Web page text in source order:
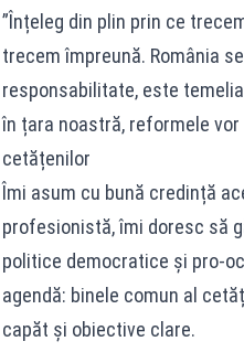
”Înțeleg din plin prin ce
trecem împreună. România
responsabilitate, este
în țara noastră, reformele
cetățenilor
Îmi asum cu bună credință
profesionistă, îmi doresc să
politice democratice și pro-
agendă: binele comun al
capăt și obiective clare.